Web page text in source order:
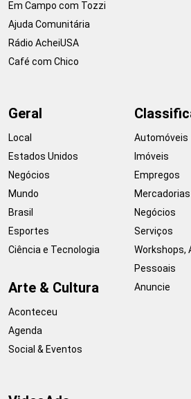
Em Campo com Tozzi
Ajuda Comunitária
Rádio AcheiUSA
Café com Chico
Geral
Local
Estados Unidos
Negócios
Mundo
Brasil
Esportes
Ciência e Tecnologia
Arte & Cultura
Aconteceu
Agenda
Social & Eventos
Automóveis
Imóveis
Empregos
Mercadorias
Negócios
Serviços
Workshops,
Pessoais
Anuncie